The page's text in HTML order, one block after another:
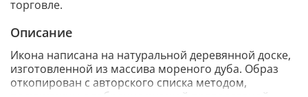
торговле.
Описание
Икона написана на натуральной деревянной доске,
изготовленной из массива мореного дуба. Образ
откопирован с авторского списка методом,